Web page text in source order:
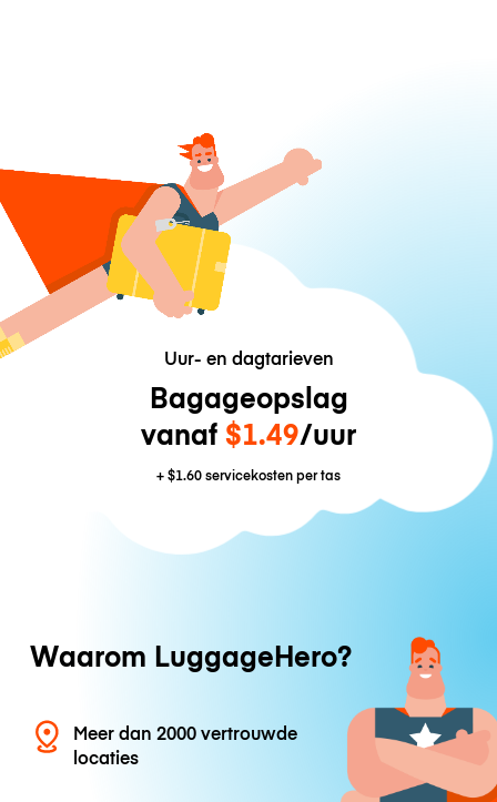
Uur- en dagtarieven
Bagageopslag
vanaf $1.49/uur
+$1.60servicekosten per tas
Waarom LuggageHero?
Meer dan 2000 vertrouwde
locaties